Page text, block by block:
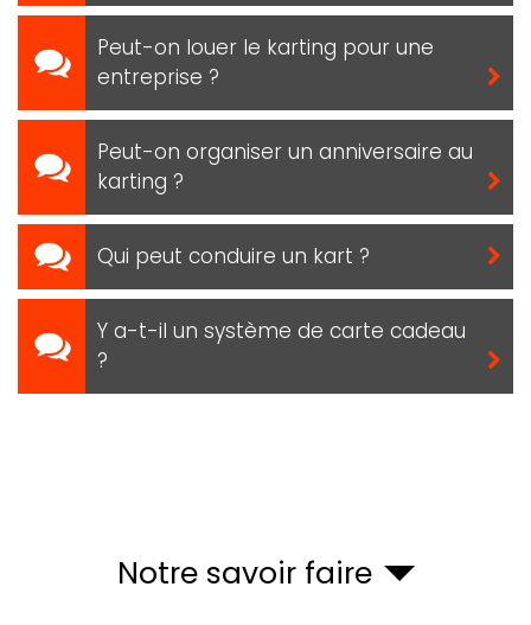
Peut-on louer le karting pour une
entreprise ?
Peut-on organiser un anniversaire au
karting ?
Qui peut conduire un kart ?
Y a-t-il un système de carte cadeau
?
Notre savoir faire